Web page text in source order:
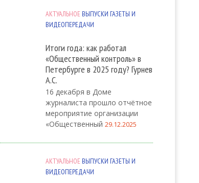
АКТУАЛЬНОЕВЫПУСКИ ГАЗЕТЫ И
ВИДЕОПЕРЕДАЧИ
Итоги года: как работал
«Общественный контроль» в
Петербурге в 2025 году? Гурнев
А.С.
16 декабря в Доме
журналиста прошло отчётное
мероприятие организации
«Общественный29.12.2025
АКТУАЛЬНОЕВЫПУСКИ ГАЗЕТЫ И
ВИДЕОПЕРЕДАЧИ